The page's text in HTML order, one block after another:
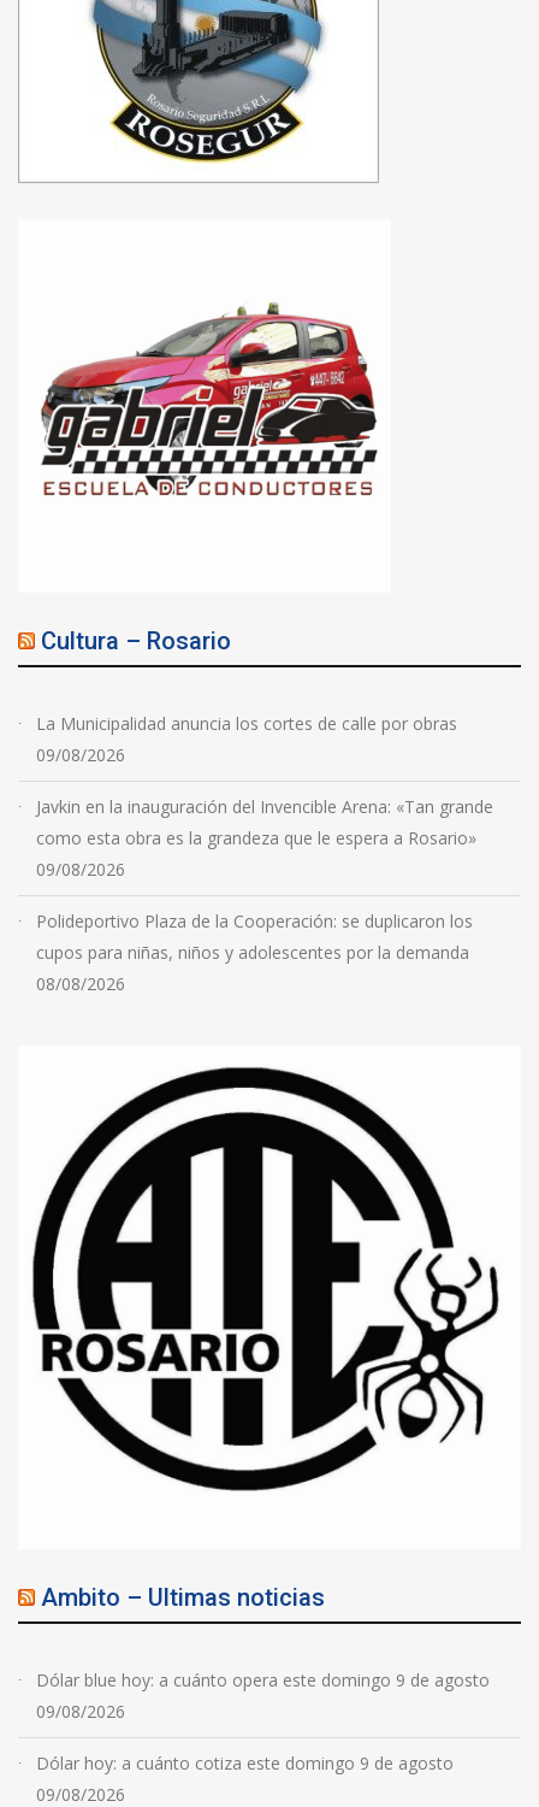
Cultura – Rosario
La Municipalidad anuncia los cortes de calle por obras
09/08/2026
Javkin en la inauguración del Invencible Arena: «Tan grande
como esta obra es la grandeza que le espera a Rosario»
09/08/2026
Polideportivo Plaza de la Cooperación: se duplicaron los
cupos para niñas, niños y adolescentes por la demanda
08/08/2026
Ambito – Ultimas noticias
Dólar blue hoy: a cuánto opera este domingo 9 de agosto
09/08/2026
Dólar hoy: a cuánto cotiza este domingo 9 de agosto
09/08/2026